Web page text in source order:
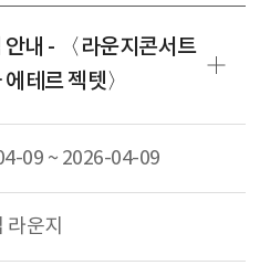
내 - 〈라운지콘서트
테르 젝텟〉
09 ~ 2026-04-09
라운지